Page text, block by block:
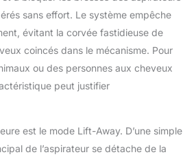
sans effort. Le système empêche
évitant la corvée fastidieuse de
coincés dans le mécanisme. Pour
ou des personnes aux cheveux
peut justifier
est le mode Lift-Away. D’une simple
de l’aspirateur se détache de la